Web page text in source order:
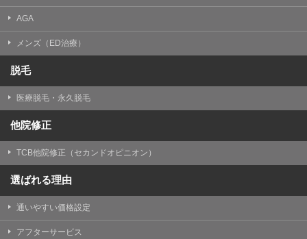
AGA
メンズ（ED治療）
脱毛
医療脱毛・永久脱毛
他院修正
TCB他院修正（セカンドオピニオン）
選ばれる理由
通いやすい価格設定
アフターサービス